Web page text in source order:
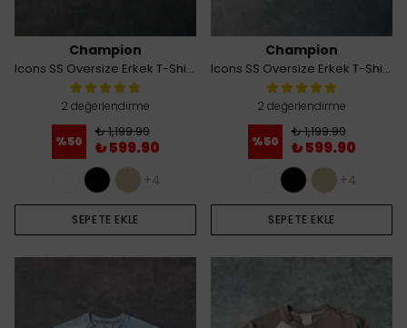
Champion
Icons SS Oversize Erkek T-Shirt - Krem
2 değerlendirme
%50
₺ 1,199.90
₺ 599.90
+4
SEPETE EKLE
Champion
Icons SS Oversize Erkek T-Shirt - Lacivert
2 değerlendirme
%50
₺ 1,199.90
₺ 599.90
+4
SEPETE EKLE